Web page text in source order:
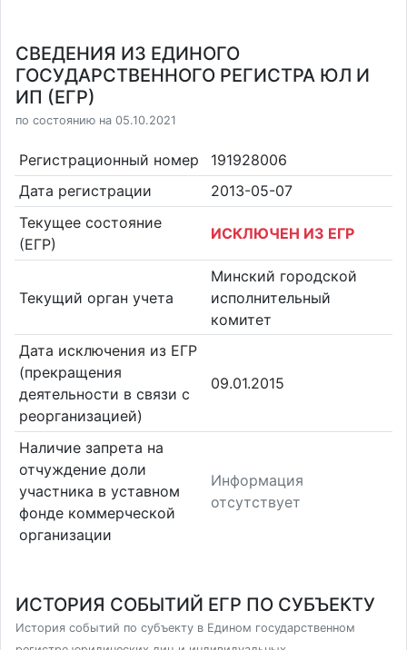
СВЕДЕНИЯ ИЗ ЕДИНОГО
ГОСУДАРСТВЕННОГО РЕГИСТРА ЮЛ И
ИП (ЕГР)
по состоянию на 05.10.2021
Регистрационный номер
191928006
Дата регистрации
2013-05-07
Текущее состояние
(ЕГР)
ИСКЛЮЧЕН ИЗ ЕГР
Текущий орган учета
Минский городской
исполнительный
комитет
Дата исключения из ЕГР
(прекращения
деятельности в связи с
реорганизацией)
09.01.2015
Наличие запрета на
отчуждение доли
участника в уставном
фонде коммерческой
организации
Информация
отсутствует
ИСТОРИЯ СОБЫТИЙ ЕГР ПО СУБЪЕКТУ
История событий по субъекту в Едином государственном